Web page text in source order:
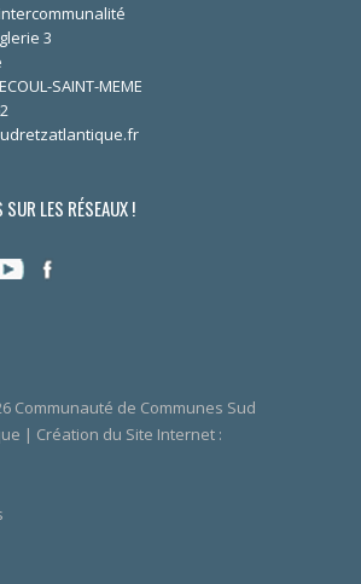
3
SAINT-MEME
LES RÉSEAUX !
Communauté de Communes Sud
| Création du Site Internet :